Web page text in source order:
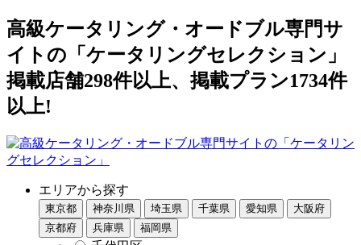
高級ケータリング・オードブル専門サ
イトの「ケータリングセレクション」
掲載店舗298件以上、掲載プラン1734件
以上!
エリアから探す
東京都 神奈川県 埼玉県 千葉県 愛知県
大阪府
京都府
兵庫県 福岡県